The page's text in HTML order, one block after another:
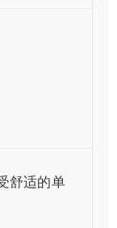
舒适的单